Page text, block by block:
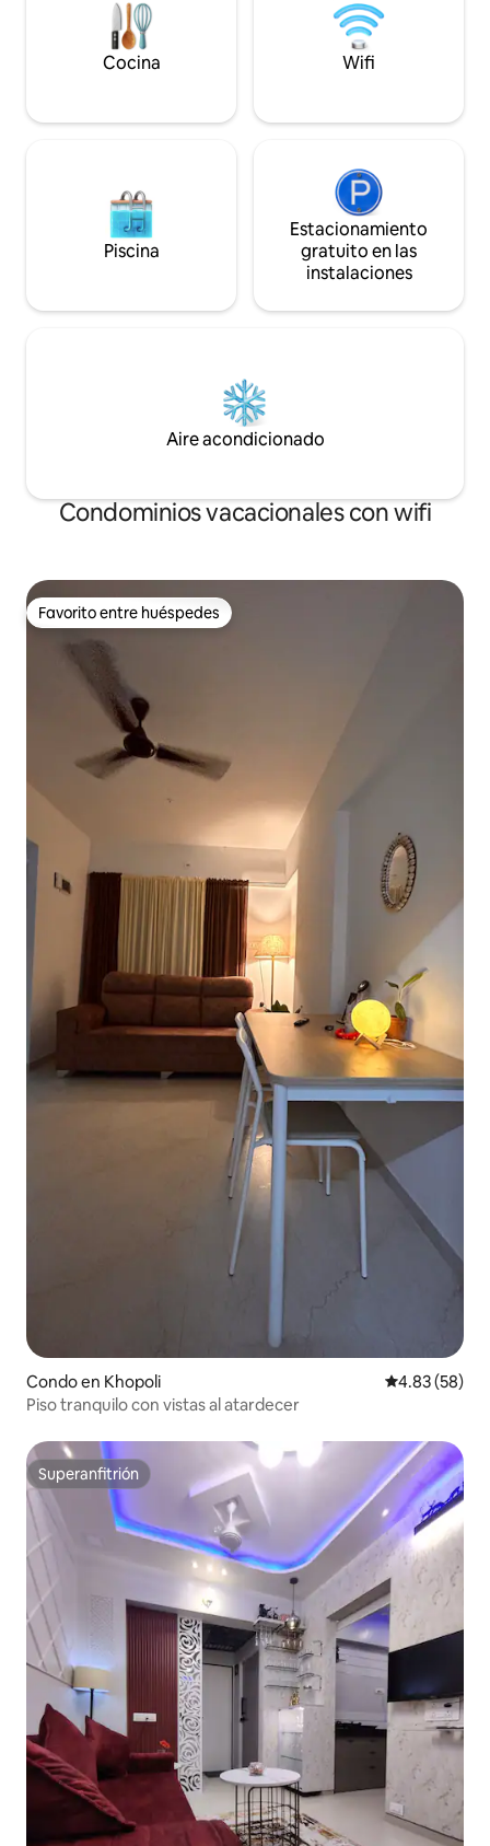
mascotas (* tarifa adicional). ¡RESERVA
para relajarte en un ambiente tranquilo,
para una reunión o para organizar la
mejor parte de la historia!
naturaleza. Alojamiento en una
habitación de
Villa con
Cocina Wifi
Piscina
Estacionamiento
gratuito en las
instalaciones
Aire acondicionado
Condominios vacacionales con wifi
Favorito entre huéspedes
Favorito entre huéspedes
Condo en Khopoli Calificación
4.83 (58)
Piso tranquilo con vistas al atardecer
Superanfitrión
Superanfitrión